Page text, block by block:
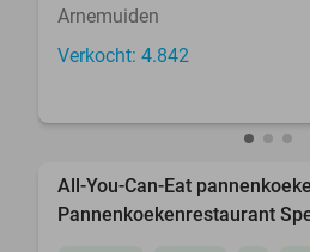
Arnemuiden
Verkocht: 4.842
All-You-Can-Eat
Pannenkoekenrestaurant